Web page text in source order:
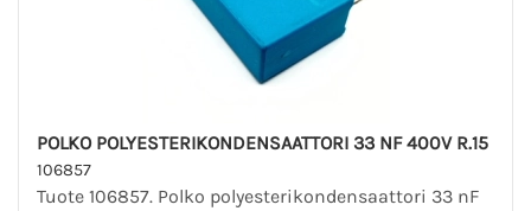
POLKO POLYESTERIKONDENSAATTORI 33 NF 400V R.15
106857
Tuote 106857. Polko polyesterikondensaattori 33 nF